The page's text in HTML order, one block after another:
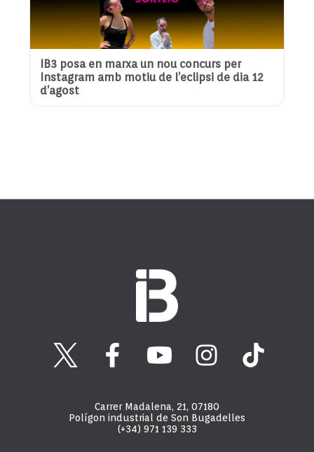
IB3 posa en marxa un nou concurs per
Instagram amb motiu de l’eclipsi de dia 12
d’agost
Carrer Madalena, 21, 07180
Polígon industrial de Son Bugadelles
(+34) 971 139 333